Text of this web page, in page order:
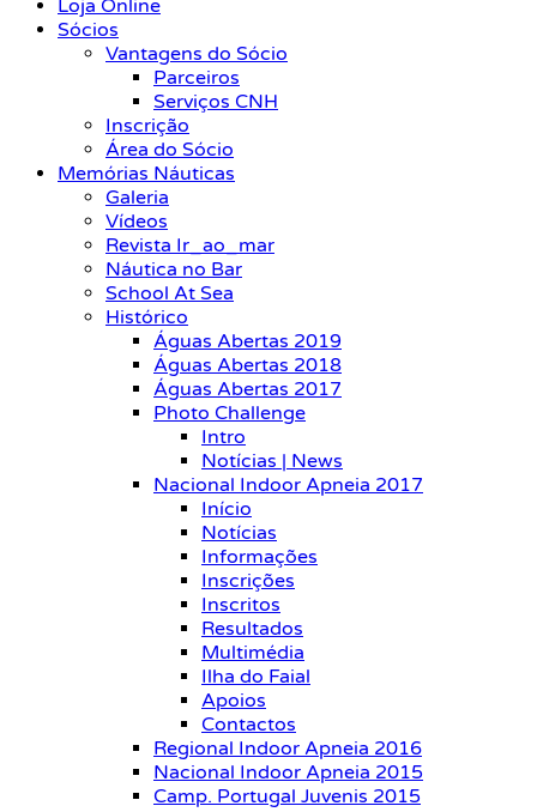
Loja Online
Sócios
Vantagens do Sócio
Parceiros
Serviços CNH
Inscrição
Área do Sócio
Memórias Náuticas
Galeria
Vídeos
Revista Ir_ao_mar
Náutica no Bar
School At Sea
Histórico
Águas Abertas 2019
Águas Abertas 2018
Águas Abertas 2017
Photo Challenge
Intro
Notícias | News
Nacional Indoor Apneia 2017
Início
Notícias
Informações
Inscrições
Inscritos
Resultados
Multimédia
Ilha do Faial
Apoios
Contactos
Regional Indoor Apneia 2016
Nacional Indoor Apneia 2015
Camp. Portugal Juvenis 2015